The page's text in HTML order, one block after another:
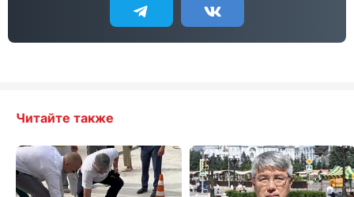
Читайте также